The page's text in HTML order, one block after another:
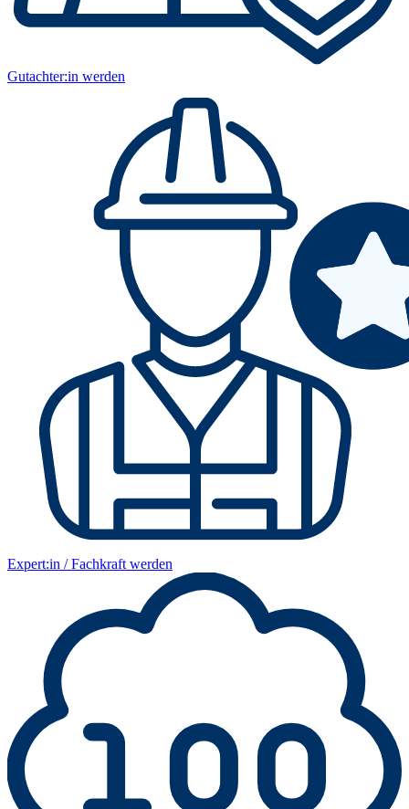
Gutachter:in werden
Expert:in / Fachkraft werden